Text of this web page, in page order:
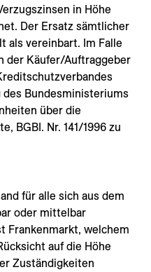
in Höhe
Der Ersatz sämtlicher
als vereinbart. Im Falle
der Käufer/Auftraggeber
des Bundesministeriums
über die
BGBI. Nr. 141/1996 zu
für alle sich aus dem
oder mittelbar
Frankenmarkt, welchem
auf die Höhe
Zuständigkeiten